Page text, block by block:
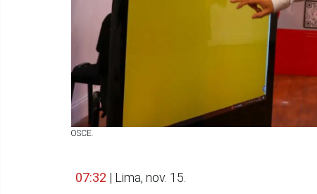
OSCE.
07:32 | Lima, nov. 15.